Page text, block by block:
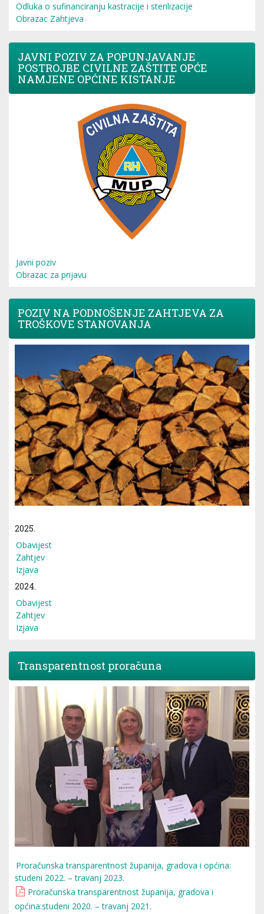
Odluka o sufinanciranju kastracije i sterilizacije
Obrazac Zahtjeva
JAVNI POZIV ZA POPUNJAVANJE
POSTROJBE CIVILNE ZAŠTITE OPĆE
NAMJENE OPĆINE KISTANJE
Javni poziv
Obrazac za prijavu
POZIV NA PODNOŠENJE ZAHTJEVA ZA
TROŠKOVE STANOVANJA
2025.
Obavijest
Zahtjev
Izjava
2024.
Obavijest
Zahtjev
Izjava
Transparentnost proračuna
Proračunska transparentnost županija, gradova i općina:
studeni 2022. – travanj 2023.
Proračunska transparentnost županija, gradova i
općina:studeni 2020. – travanj 2021.